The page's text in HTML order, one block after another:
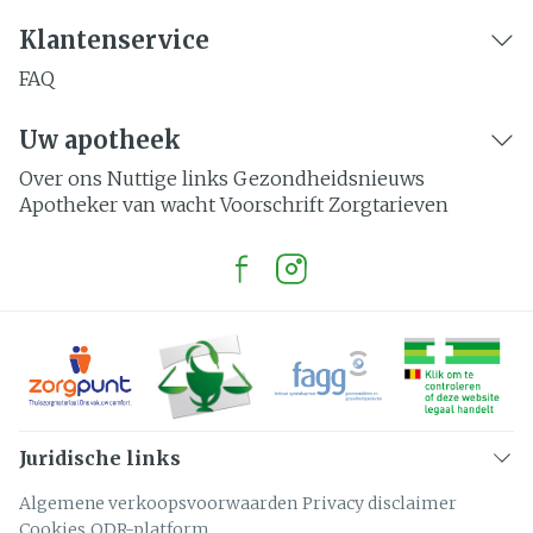
Klantenservice
FAQ
Uw apotheek
Over ons Nuttige links Gezondheidsnieuws
Apotheker van wacht Voorschrift Zorgtarieven
Juridische links
Algemene verkoopsvoorwaarden Privacy disclaimer